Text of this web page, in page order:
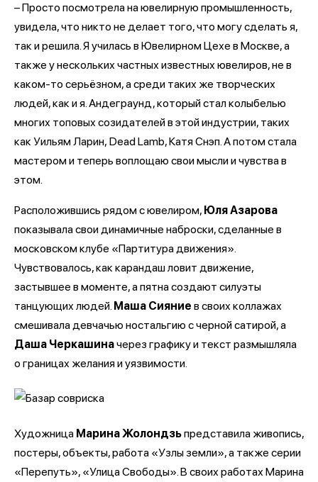
– Просто посмотрела на ювелирную промышленность,
увидела, что никто не делает того, что могу сделать я,
так и решила. Я училась в Ювелирном Цехе в Москве, а
также у нескольких частных известных ювелиров, не в
каком-то серьёзном, а среди таких же творческих
людей, как и я. Андеграунд, который стал колыбелью
многих топовых созидателей в этой индустрии, таких
как Уильям Ларин, Dead Lamb, Катя Снэп. А потом стала
мастером и теперь воплощаю свои мысли и чувства в
этом.
Расположившись рядом с ювелиром, Юля Азарова
показывала свои динамичные наброски, сделанные в
московском клубе «Партитура движения».
Чувствовалось, как карандаш ловит движение,
застывшее в моменте, а пятна создают силуэты
танцующих людей. Маша Сияние в своих коллажах
смешивала девчачью ностальгию с черной сатирой, а
Даша Черкашиначерез графику и текст размышляла
о границах желания и уязвимости.
Художница Марина Жолондзьпредставила живопись,
постеры, объекты, работа «Узлы земли», а также серии
«Перепуть», «Улица Свободы». В своих работах Марина